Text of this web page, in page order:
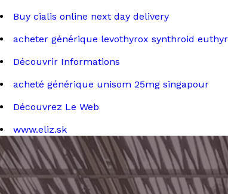
Buy cialis online next day delivery
acheter générique levothyrox synthroid
Découvrir Informations
acheté générique unisom 25mg singapour
Découvrez Le Web
www.eliz.sk